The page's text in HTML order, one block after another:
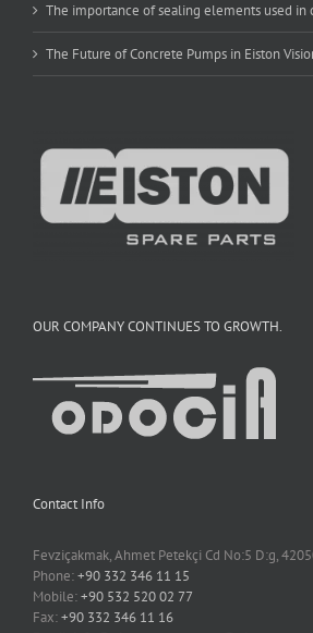
The importance of sealing elements used in
The Future of Concrete Pumps in Eiston
OUR COMPANY CONTINUES TO GROWTH.
Contact Info
Fevziçakmak, Ahmet Petekçi Cd No:5 D:g,
Phone:+90 332 346 11 15
Mobile:+90 532 520 02 77
Fax:+90 332 346 11 16